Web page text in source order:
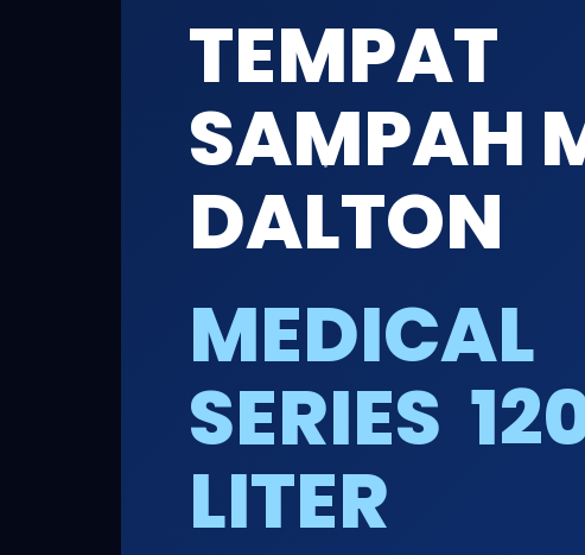
TEMPAT
SAMPAH
DALTON
MEDICAL
SERIES
LITER